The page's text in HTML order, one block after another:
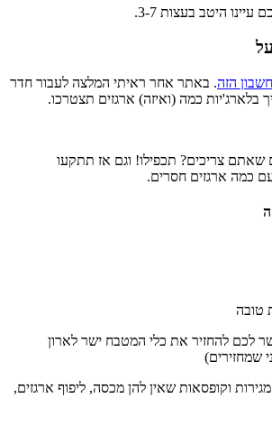
היטב בעצות 3-7.
הזה. באתר אחר ראיתי המלצה לעבור חדר
בלארג'יות כמה (ואיזה) ארגזים תצטרכו.
צריכים? תכפילו! וגם אז תתקעו
כמה ארגזים חסרים.
טובה
לכם להחזיר את כלי המטבח ישר לארון
שמחזירים)
וקופסאות שאין להן מכסה, ליפוף ארגזים,